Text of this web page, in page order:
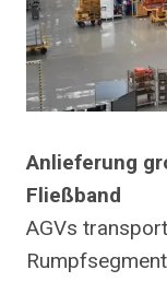
Anlieferung
Fließband
AGVs
Arabic
Chinese